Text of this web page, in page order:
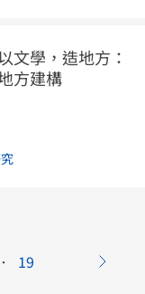
文學，造地方：
方建構
19